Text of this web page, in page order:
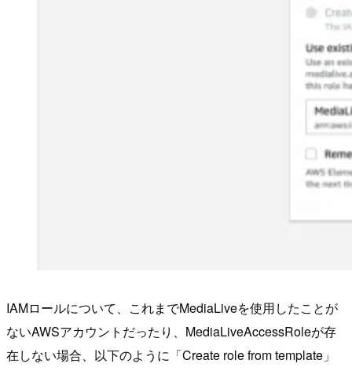
IAMロールについて、これまでMediaLiveを使用したことが
ないAWSアカウントだったり、MediaLiveAccessRoleが存
在しない場合、以下のように「Create role from template」